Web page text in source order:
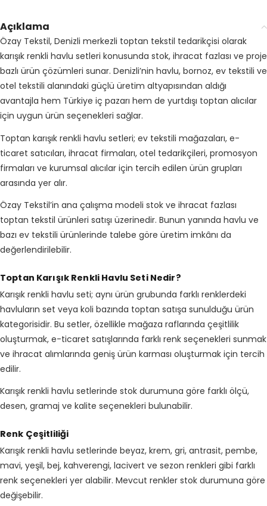
Açıklama
Özay Tekstil, Denizli merkezli toptan tekstil tedarikçisi olarak
karışık renkli havlu setleri konusunda stok, ihracat fazlası ve proje
bazlı ürün çözümleri sunar. Denizli’nin havlu, bornoz, ev tekstili ve
otel tekstili alanındaki güçlü üretim altyapısından aldığı
avantajla hem Türkiye iç pazarı hem de yurtdışı toptan alıcılar
için uygun ürün seçenekleri sağlar.
Toptan karışık renkli havlu setleri; ev tekstili mağazaları, e-
ticaret satıcıları, ihracat firmaları, otel tedarikçileri, promosyon
firmaları ve kurumsal alıcılar için tercih edilen ürün grupları
arasında yer alır.
Özay Tekstil’in ana çalışma modeli stok ve ihracat fazlası
toptan tekstil ürünleri satışı üzerinedir. Bunun yanında havlu ve
bazı ev tekstili ürünlerinde talebe göre üretim imkânı da
değerlendirilebilir.
Toptan Karışık Renkli Havlu Seti Nedir?
Karışık renkli havlu seti; aynı ürün grubunda farklı renklerdeki
havluların set veya koli bazında toptan satışa sunulduğu ürün
kategorisidir. Bu setler, özellikle mağaza raflarında çeşitlilik
oluşturmak, e-ticaret satışlarında farklı renk seçenekleri sunmak
ve ihracat alımlarında geniş ürün karması oluşturmak için tercih
edilir.
Karışık renkli havlu setlerinde stok durumuna göre farklı ölçü,
desen, gramaj ve kalite seçenekleri bulunabilir.
Renk Çeşitliliği
Karışık renkli havlu setlerinde beyaz, krem, gri, antrasit, pembe,
mavi, yeşil, bej, kahverengi, lacivert ve sezon renkleri gibi farklı
renk seçenekleri yer alabilir. Mevcut renkler stok durumuna göre
değişebilir.